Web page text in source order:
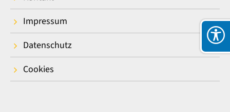
Impressum
Datenschutz
Cookies